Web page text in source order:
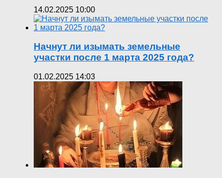
14.02.2025 10:00
Начнут ли изымать земельные
участки после 1 марта 2025 года?
01.02.2025 14:03